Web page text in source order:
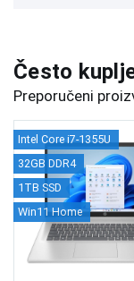
Često
Preporučeni
Intel Core i7-1355U
32GB DDR4
1TB SSD
Win11 Home